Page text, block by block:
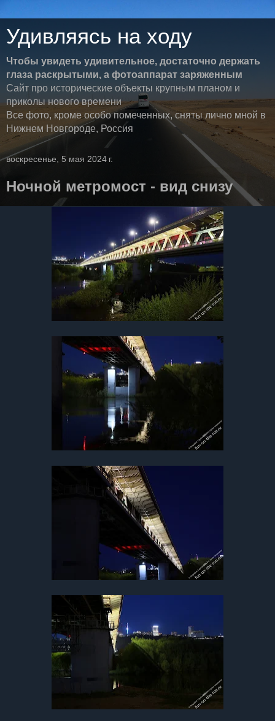
Удивляясь на ходу
Чтобы увидеть удивительное, достаточно держать
глаза раскрытыми, а фотоаппарат заряженным
Сайт про исторические объекты крупным планом и
приколы нового времени
Все фото, кроме особо помеченных, сняты лично мной в
Нижнем Новгороде, Россия
воскресенье, 5 мая 2024 г.
Ночной метромост - вид снизу